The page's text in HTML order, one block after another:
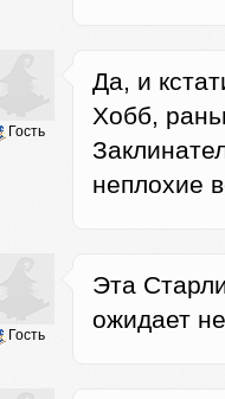
Гость
Да, и
Хобб,
неплохие
Гость
Эта
ожидает